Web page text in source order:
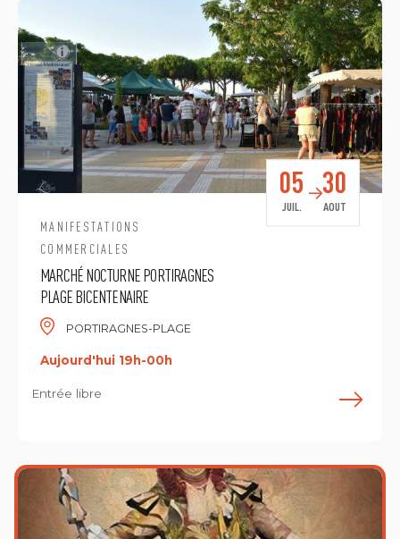
MANIFESTATIONS
COMMERCIALES
MARCHÉ NOCTURNE PORTIRAGNES
PLAGE BICENTENAIRE
PORTIRAGNES-PLAGE
Aujourd'hui 19h-00h
05
JUIL.
30
AOUT
Entrée libre